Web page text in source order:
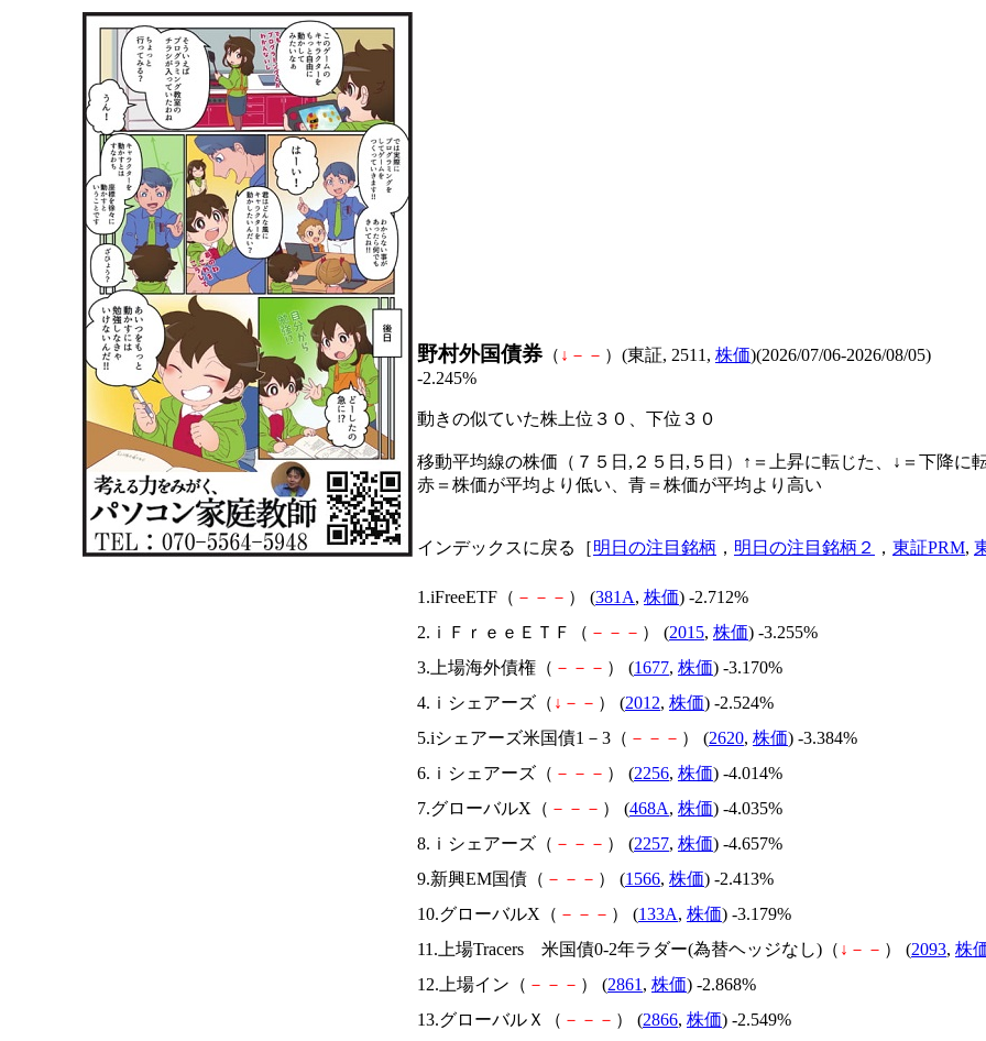
野村外国債券（ ↓ － － ）(東証, 2511, 株価)(2026/07/06-2026/08/05)
-2.245%
動きの似ていた株上位３０、下位３０
移動平均線の株価（７５日,２５日,５日）↑＝上昇に転じた、↓＝下降に
赤＝株価が平均より低い、青＝株価が平均より高い
インデックスに戻る［明日の注目銘柄 ， 明日の注目銘柄２ ， 東証PRM,
1.iFreeETF（ － － － ） (381A, 株価) -2.712%
2.ｉＦｒｅｅＥＴＦ（ － － － ） (2015, 株価) -3.255%
3.上場海外債権（ － － － ） (1677, 株価) -3.170%
4.ｉシェアーズ（ ↓ － － ） (2012, 株価) -2.524%
5.iシェアーズ米国債1－3（ － － － ） (2620, 株価) -3.384%
6.ｉシェアーズ（ － － － ） (2256, 株価) -4.014%
7.グローバルX（ － － － ） (468A, 株価) -4.035%
8.ｉシェアーズ（ － － － ） (2257, 株価) -4.657%
9.新興EM国債（ － － － ） (1566, 株価) -2.413%
10.グローバルX（ － － － ） (133A, 株価) -3.179%
11.上場Tracers 米国債0-2年ラダー(為替ヘッジなし)（ ↓ － － ） (2093, 株
12.上場イン（ － － － ） (2861 , 株価) -2.868%
13.グローバルＸ（ － － － ） (2866, 株価) -2.549%